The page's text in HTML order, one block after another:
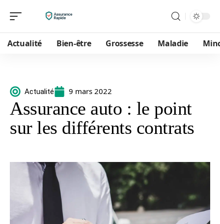
Actualité Bien-être Grossesse Maladie
Actualité 9 mars 2022
Assurance auto : le point
sur les différents contrats